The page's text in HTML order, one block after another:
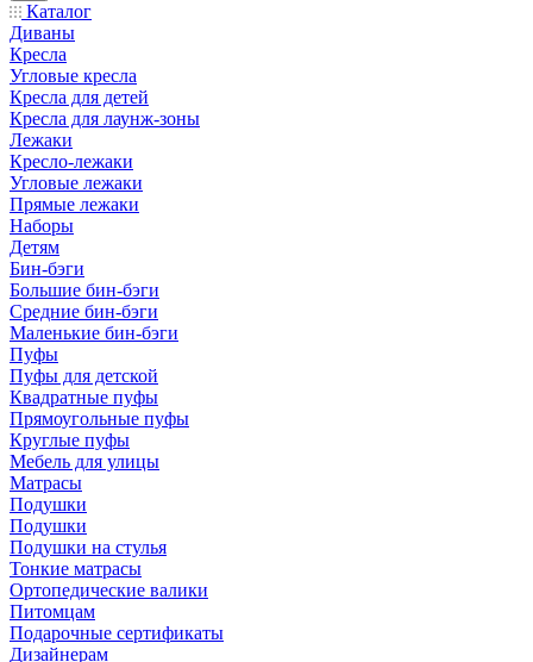
Каталог
Диваны
Кресла
Угловые кресла
Кресла для детей
Кресла для лаунж-зоны
Лежаки
Кресло-лежаки
Угловые лежаки
Прямые лежаки
Наборы
Детям
Бин-бэги
Большие бин-бэги
Средние бин-бэги
Маленькие бин-бэги
Пуфы
Пуфы для детской
Квадратные пуфы
Прямоугольные пуфы
Круглые пуфы
Мебель для улицы
Матрасы
Подушки
Подушки
Подушки на стулья
Тонкие матрасы
Ортопедические валики
Питомцам
Подарочные сертификаты
Дизайнерам